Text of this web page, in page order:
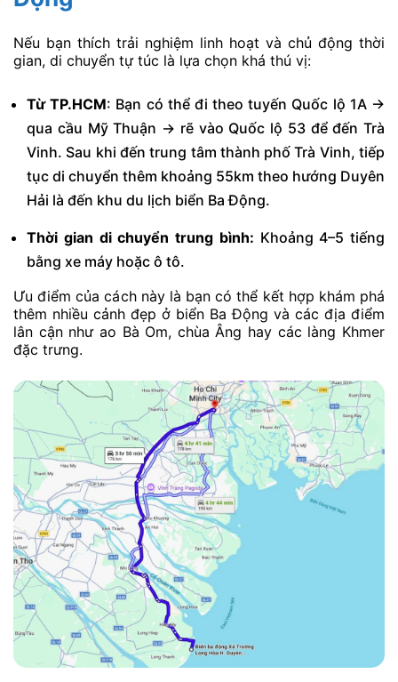
Nếu bạn thích trải nghiệm linh hoạt và chủ động thời
gian, di chuyển tự túc là lựa chọn khá thú vị:
Từ TP.HCM: Bạn có thể đi theo tuyến Quốc lộ 1A →
qua cầu Mỹ Thuận → rẽ vào Quốc lộ 53 để đến Trà
Vinh. Sau khi đến trung tâm thành phố Trà Vinh, tiếp
tục di chuyển thêm khoảng 55km theo hướng Duyên
Hải là đến khu du lịch biển Ba Động.
Thời gian di chuyển trung bình: Khoảng 4–5 tiếng
bằng xe máy hoặc ô tô.
Ưu điểm của cách này là bạn có thể kết hợp khám phá
thêm nhiều cảnh đẹp ở biển Ba Động và các địa điểm
lân cận như ao Bà Om, chùa Âng hay các làng Khmer
đặc trưng.